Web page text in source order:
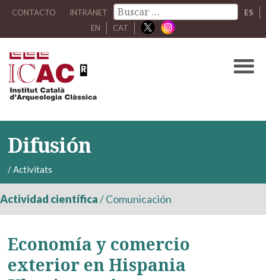
CONTACTO INTRANET
ES
EN
CAT
Difusión
/Activitats
Actividad científica/Comunicación
Economía y comercio
exterior en Hispania